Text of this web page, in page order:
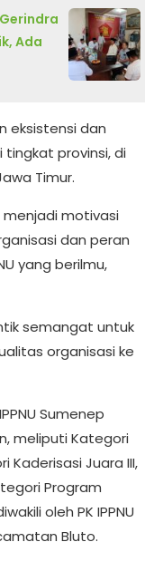
Ada
eksistensi dan
tingkat provinsi, di
Timur.
motivasi
dan peran
yang berilmu,
semangat untuk
organisasi ke
Sumenep
meliputi Kategori
Kaderisasi Juara III,
Program
oleh PK IPPNU
Bluto.